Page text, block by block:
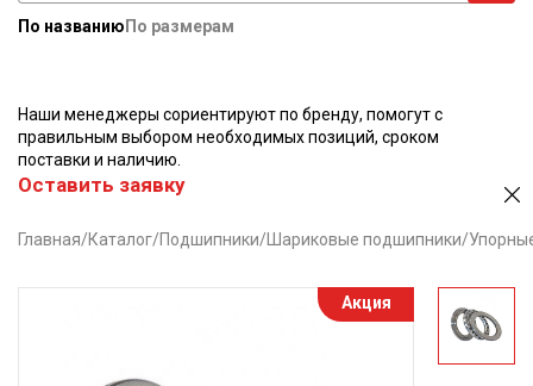
По названию По размерам
Наши менеджеры сориентируют по бренду, помогут с
правильным выбором необходимых позиций, сроком
поставки и наличию.
Оставить заявку
Главная/Каталог/Подшипники/ Шариковые подшипники/
Акция